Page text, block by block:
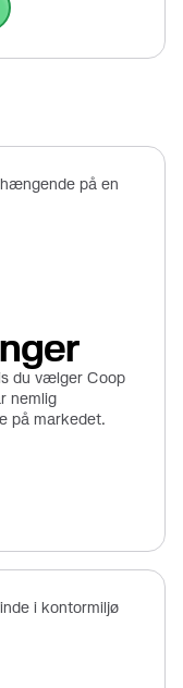
du vælger Coop
nemlig
på markedet.